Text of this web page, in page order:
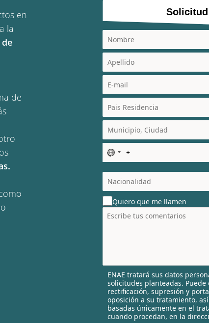
en
la
de
N
o
c
o
u
n
t
l
e
c
t
e
d
Quiero que me llamen
ENAE tratará sus datos
solicitudes planteadas. Puede
rectificación, supresión y
oposición a su tratamiento,
basadas únicamente en el
cuando procedan, en la